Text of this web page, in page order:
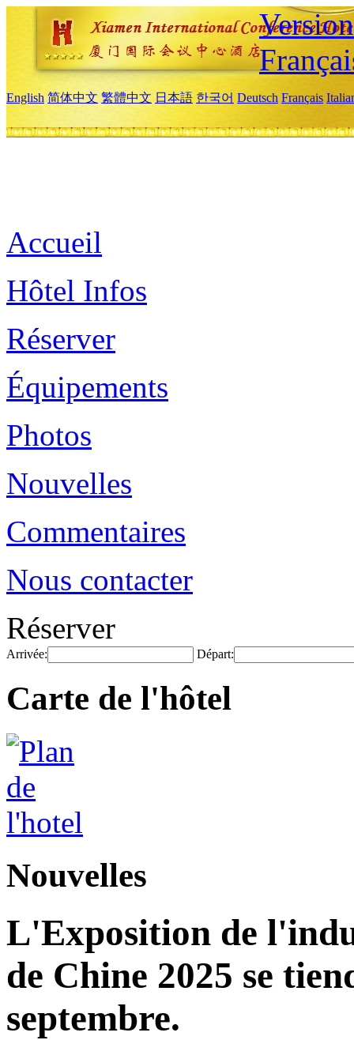
English 简体中文 繁體中文 日本語 한국어 Deutsch Français
Accueil
Hôtel Infos
Réserver
Équipements
Photos
Nouvelles
Commentaires
Nous contacter
Réserver
Arrivée: Départ:
Carte de l'hôtel
Nouvelles
L'Exposition de
de Chine 2025 se
septembre.